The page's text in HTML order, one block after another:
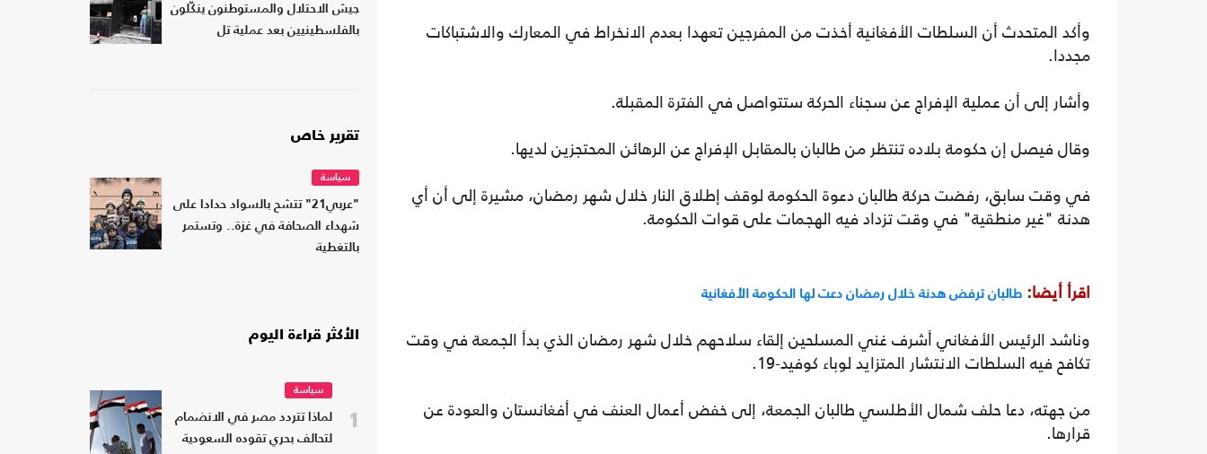
وأكد المتحدث أن السلطات الأفغانية أخذت من المفرجين تعهدا بعدم الانخراط في المعارك والاشتباكات
مجددا.
وأشار إلى أن عملية الإفراج عن سجناء الحركة ستتواصل في الفترة المقبلة.
وقال فيصل إن حكومة بلاده تنتظر من طالبان بالمقابل الإفراج عن الرهائن المحتجزين لديها.
في وقت سابق، رفضت حركة طالبان دعوة الحكومة لوقف إطلاق النار خلال شهر رمضان، مشيرة إلى أن أي
هدنة "غير منطقية" في وقت تزداد فيه الهجمات على قوات الحكومة.
اقرأ أيضا: طالبان ترفض هدنة خلال رمضان دعت لها الحكومة الأفغانية
وناشد الرئيس الأفغاني أشرف غني المسلحين إلقاء سلاحهم خلال شهر رمضان الذي بدأ الجمعة في وقت
تكافح فيه السلطات الانتشار المتزايد لوباء كوفيد-19.
من جهته، دعا حلف شمال الأطلسي طالبان الجمعة، إلى خفض أعمال العنف في أفغانستان والعودة عن
قرارها.
جيش الاحتلال والمستوطنون ينكّلون
بالفلسطينيين بعد عملية تل
تقرير خاص
سياسة
"عربي21" تتشح بالسواد حدادا على
شهداء الصحافة في غزة.. وتستمر
بالتغطية
الأكثر قراءة اليوم
1
سياسة
لماذا تتردد مصر في الانضمام
لتحالف بحري تقوده السعودية